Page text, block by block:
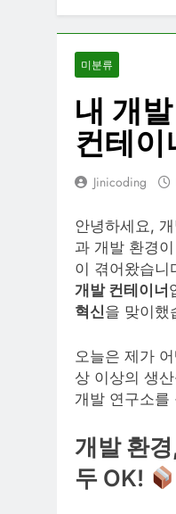
미분류
내 개
컨테이
Jinicoding
안녕하세요,
과 개발 환경
이 겪어왔습니
개발 컨테이너
혁신을 맞이했
오늘은 제가
상 이상의 생
개발 연구소를
개발 환
두 OK!